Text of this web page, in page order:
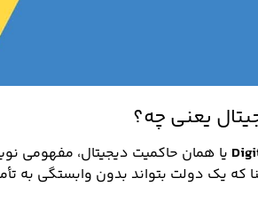
یعنی چه؟
یا همان حاکمیت دیجیتال، مفهومی
که یک دولت بتواند بدون وابستگی به